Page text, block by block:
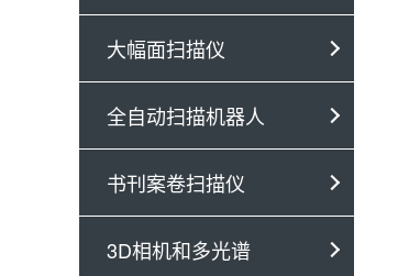
大幅面扫描仪
全自动扫描机器人
书刊案卷扫描仪
3D相机和多光谱